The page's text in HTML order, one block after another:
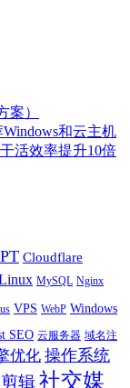
案）
和云主机
活效率提升10倍
Cloudflare
MySQL Nginx
VPS WebP Windows
SEO 云服务器 域名注
优化 操作系统
辑社交媒